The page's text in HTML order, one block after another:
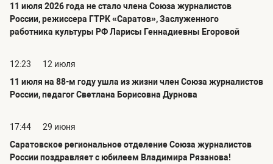
11 июля 2026 года не стало члена Союза журналистов
России, режиссера ГТРК «Саратов», Заслуженного
работника культуры РФ Ларисы Геннадиевны Егоровой
12:23
12 июля
11 июля на 88-м году ушла из жизни член Союза журналистов
России, педагог Светлана Борисовна Дурнова
17:44
29 июня
Саратовское региональное отделение Союза журналистов
России поздравляет с юбилеем Владимира Рязанова!